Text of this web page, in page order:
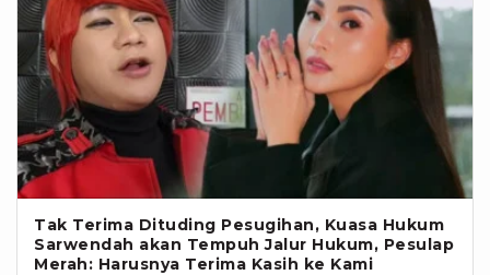
Tak Terima Dituding Pesugihan, Kuasa Hukum
Sarwendah akan Tempuh Jalur Hukum, Pesulap
Merah: Harusnya Terima Kasih ke Kami